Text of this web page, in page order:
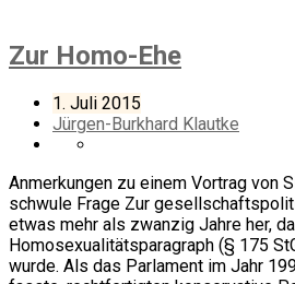
Zur Homo-Ehe
1. Juli 2015
Jürgen-Burkhard Klautke
Anmerkungen zu einem Vortrag von
schwule Frage Zur
etwas mehr als zwanzig Jahre her,
Homosexualitätsparagraph (§ 175
wurde. Als das Parlament im Jahr